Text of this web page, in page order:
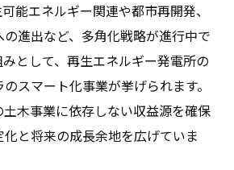
能エネルギー関連や都市再開発、
進出など、多角化戦略が進行中で
として、再生エネルギー発電所の
スマート化事業が挙げられます。
木事業に依存しない収益源を確保
と将来の成長余地を広げていま